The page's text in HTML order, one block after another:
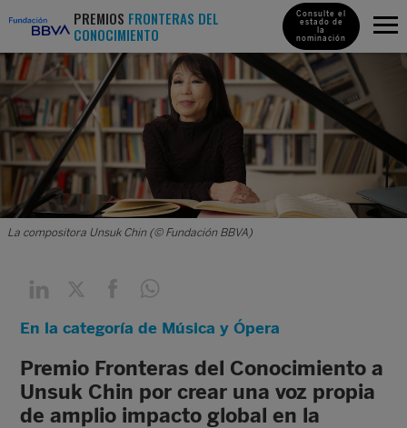
PREMIOS FRONTERAS DEL
CONOCIMIENTO
Consulte el
estado de
la
nominación
La compositora Unsuk Chin (© Fundación BBVA)
En la categoría de Música y Ópera
Premio Fronteras del Conocimiento a
Unsuk Chin por crear una voz propia
de amplio impacto global en la